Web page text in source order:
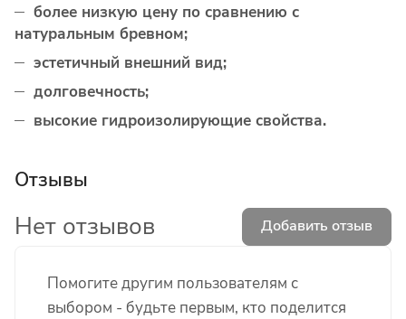
более низкую цену по сравнению с
натуральным бревном;
эстетичный внешний вид;
долговечность;
высокие гидроизолирующие свойства.
Отзывы
Помогите другим пользователям с
выбором - будьте первым, кто поделится
Нет отзывов Добавить отзыв